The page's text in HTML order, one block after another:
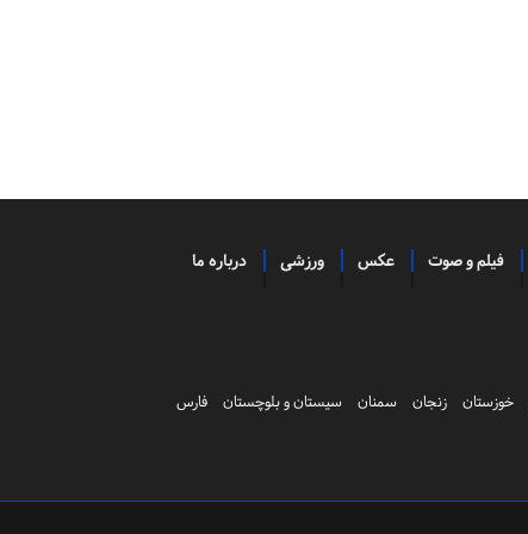
فیلم و صوت عکس ورزشی درباره ما
خوزستان زنجان سمنان سیستان و بلوچستان
فارس